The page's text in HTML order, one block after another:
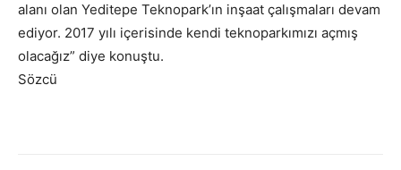
alanı olan Yeditepe Teknopark’ın inşaat çalışmaları devam
ediyor. 2017 yılı içerisinde kendi teknoparkımızı açmış
olacağız” diye konuştu.
Sözcü